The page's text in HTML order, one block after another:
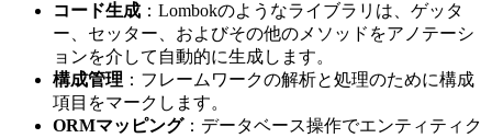
コード生成 ：Lombokのようなライブラリは、ゲッタ
ー、セッター、およびその他のメソッドをアノテーシ
ョンを介して自動的に生成します。
構成管理 ：フレームワークの解析と処理のために構成
項目をマークします。
ORMマッピング：データベース操作でエンティティク